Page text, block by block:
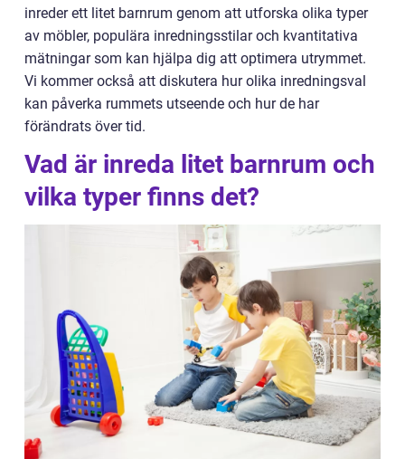
inreder ett litet barnrum genom att utforska olika typer
av möbler, populära inredningsstilar och kvantitativa
mätningar som kan hjälpa dig att optimera utrymmet.
Vi kommer också att diskutera hur olika inredningsval
kan påverka rummets utseende och hur de har
förändrats över tid.
Vad är inreda litet barnrum och
vilka typer finns det?